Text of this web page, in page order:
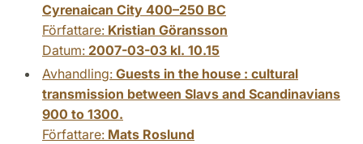
Cyrenaican City 400–250 BC
Författare: Kristian Göransson
Datum: 2007-03-03 kl. 10.15
Avhandling: Guests in the house : cultural
transmission between Slavs and Scandinavians
900 to 1300.
Författare: Mats Roslund